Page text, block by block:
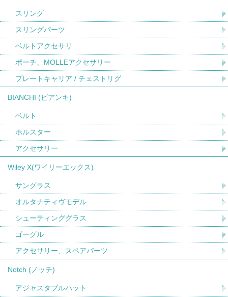
スリング
スリングパーツ
ベルトアクセサリ
ポーチ、MOLLEアクセサリー
プレートキャリア / チェストリグ
BIANCHI (ビアンキ)
ベルト
ホルスター
アクセサリー
Wiley X(ワイリーエックス)
サングラス
オルタナティヴモデル
シューティンググラス
ゴーグル
アクセサリー、スペアパーツ
Notch (ノッチ)
アジャスタブルハット